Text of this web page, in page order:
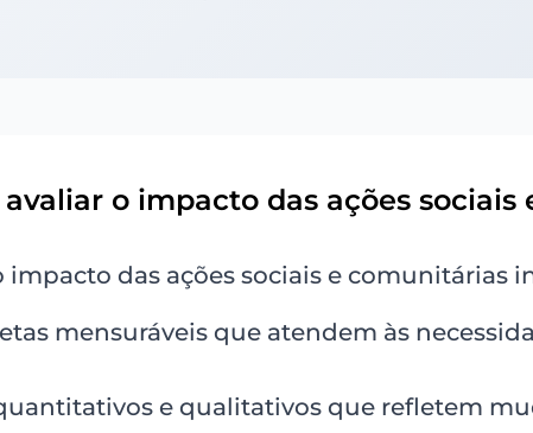
o impacto das ações sociais
das ações sociais e comunitárias
mensuráveis que atendem às
e qualitativos que refletem